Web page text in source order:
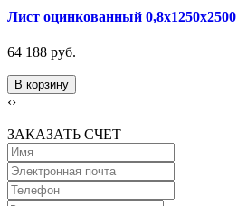
Лист оцинкованный 0,8х1250х2500
64 188 руб.
В корзину
‹›
ЗАКАЗАТЬ СЧЕТ